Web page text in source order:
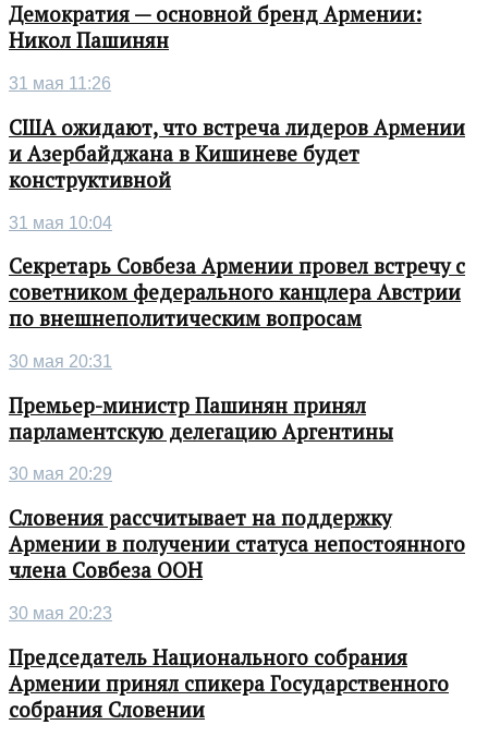
Демократия — основной бренд Армении:
Никол Пашинян
31 мая 11:26
США ожидают, что встреча лидеров Армении
и Азербайджана в Кишиневе будет
конструктивной
31 мая 10:04
Секретарь Совбеза Армении провел встречу с
советником федерального канцлера Австрии
по внешнеполитическим вопросам
30 мая 20:31
Премьер-министр Пашинян принял
парламентскую делегацию Аргентины
30 мая 20:29
Словения рассчитывает на поддержку
Армении в получении статуса непостоянного
члена Совбеза ООН
30 мая 20:23
Председатель Национального собрания
Армении принял спикера Государственного
собрания Словении